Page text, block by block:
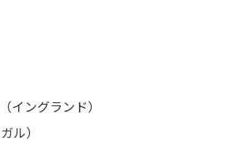
ングランド）
ル）